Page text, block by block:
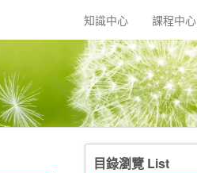
知識中心 課程中心
目錄瀏覽 List